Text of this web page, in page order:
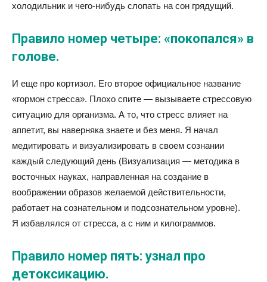
холодильник и чего-нибудь слопать на сон грядущий.
Правило номер четыре: «покопался» в
голове.
И еще про кортизол. Его второе официальное название
«гормон стресса». Плохо спите — вызываете стрессовую
ситуацию для организма. А то, что стресс влияет на
аппетит, вы наверняка знаете и без меня. Я начал
медитировать и визуализировать в своем сознании
каждый следующий день (Визуализация — методика в
восточных науках, направленная на создание в
воображении образов желаемой действительности,
работает на сознательном и подсознательном уровне).
Я избавлялся от стресса, а с ним и килограммов.
Правило номер пять: узнал про
детоксикацию.